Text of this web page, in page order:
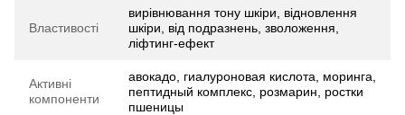
Властивості
вирівнювання тону шкіри, відновлення
шкіри, від подразнень, зволоження,
ліфтинг-ефект
Активні
компоненти
авокадо, гиалуроновая кислота, моринга,
пептидный комплекс, розмарин, ростки
пшеницы